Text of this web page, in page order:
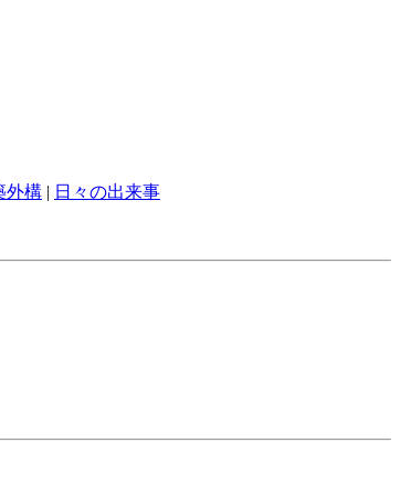
外構 | 日々の出来事